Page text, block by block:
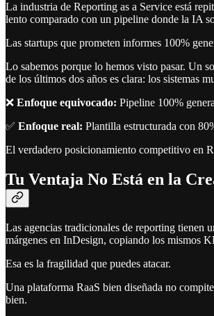
La industria de Reporting as a Service está
lento comparado con un pipeline donde la IA
Las startups que prometen informes 100%
Lo sabemos porque lo hemos visto pasar. Un
de los últimos dos años es clara: los sistemas
❌ Enfoque equivocado: Pipeline 100%
✅ Enfoque real: Plantilla estructurada con
El verdadero posicionamiento competitivo en
Tu Ventaja No Está en la
Las agencias tradicionales de reporting tienen
márgenes en InDesign, copiando los mismos
Esa es la fragilidad que puedes atacar.
Una plataforma RaaS bien diseñada no
bien.